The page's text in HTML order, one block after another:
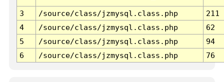
3 /source/class/jzmysql.class.php
211
4
/source/class/jzmysql.class.php
62
5
/source/class/jzmysql.class.php
94
6
/source/class/jzmysql.class.php 76